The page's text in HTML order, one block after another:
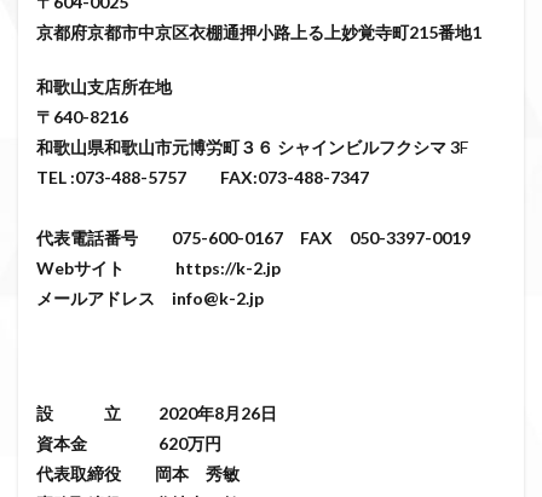
京都府京都市中京区衣棚通押小路上る上妙覚寺町215番地1
和歌山支店所在地
〒640-8216
和歌山県和歌山市元博労町３６ シャインビルフクシマ 3F
TEL :073-488-5757 FAX:073-488-7347
代表電話番号 075-600-0167 FAX 050-3397-0019
Webサイト https://k-2.jp
メールアドレス info@k-2.jp
設 立 2020年8月26日
資本金 620万円
代表取締役 岡本 秀敏